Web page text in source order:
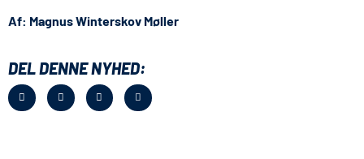
Af: Magnus Winterskov Møller
DEL DENNE NYHED: